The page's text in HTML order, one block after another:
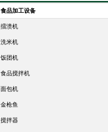
食品加工设备
擂溃机
洗米机
饭团机
食品搅拌机
面包机
金枪鱼
搅拌器